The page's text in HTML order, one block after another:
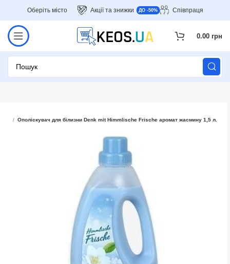
Оберіть місто Акції та знижки ДО -50% Співпраця
0.00 грн
Ополіскувач для білизни Denk mit Himmlische Frische аромат жасмину 1,5 л.